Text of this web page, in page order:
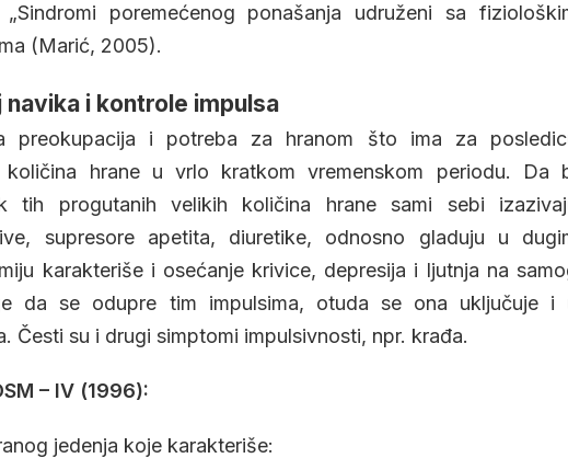
poremećenog ponašanja udruženi sa
(Marić, 2005).
i kontrole impulsa
preokupacija i potreba za hranom što ima za
količina hrane u vrlo kratkom vremenskom periodu. Da
tih progutanih velikih količina hrane sami sebi
supresore apetita, diuretike, odnosno gladuju u
karakteriše i osećanje krivice, depresija i ljutnja na
da se odupre tim impulsima, otuda se ona uključuje i
Česti su i drugi simptomi impulsivnosti, npr. krađa.
– IV (1996):
jedenja koje karakteriše: